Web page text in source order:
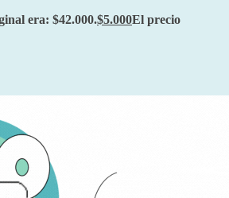
era: $42.000.$5.000El precio